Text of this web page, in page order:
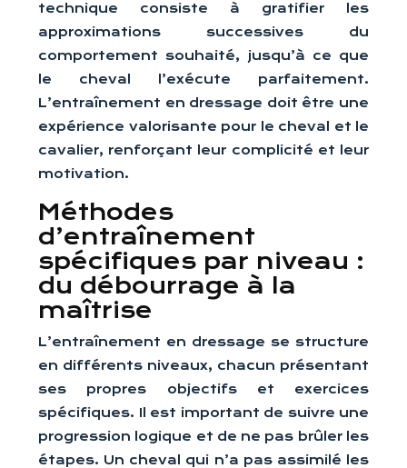
technique consiste à gratifier les
approximations successives du
comportement souhaité, jusqu’à ce que
le cheval l’exécute parfaitement.
L’entraînement en dressage doit être une
expérience valorisante pour le cheval et le
cavalier, renforçant leur complicité et leur
motivation.
Méthodes
d’entraînement
spécifiques par niveau :
du débourrage à la
maîtrise
L’entraînement en dressage se structure
en différents niveaux, chacun présentant
ses propres objectifs et exercices
spécifiques. Il est important de suivre une
progression logique et de ne pas brûler les
étapes. Un cheval qui n’a pas assimilé les